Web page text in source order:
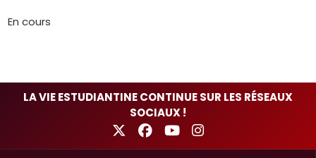
En cours
LA VIE ESTUDIANTINE CONTINUE SUR LES RÉSEAUX
SOCIAUX !